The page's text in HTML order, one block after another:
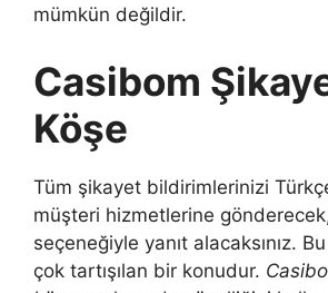
mümkün değildir.
Casibom
Köşe
Tüm şikayet bildirimlerinizi
müşteri hizmetlerine
seçeneğiyle yanıt alacaksınız.
çok tartışılan bir konudur.